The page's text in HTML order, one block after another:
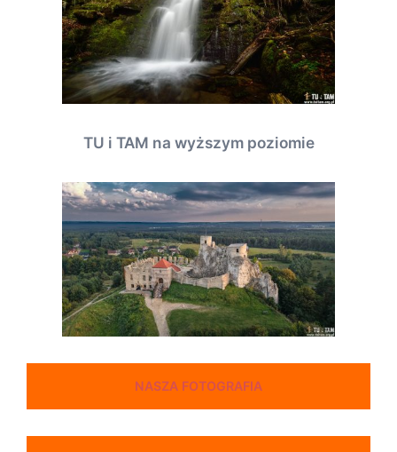
TU i TAM na wyższym poziomie
NASZA FOTOGRAFIA